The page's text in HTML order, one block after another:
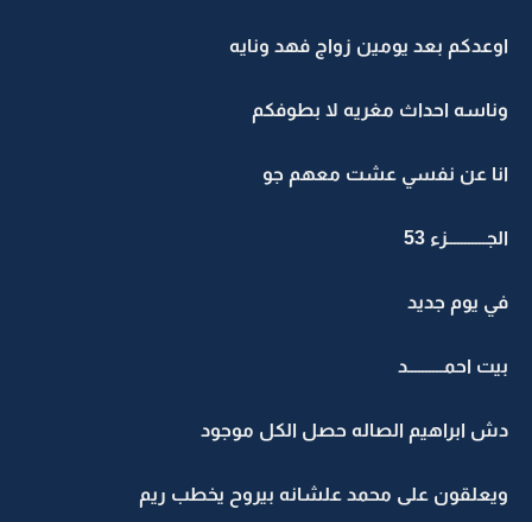
اوعدكم بعد يومين زواج فهد ونايه
وناسه احداث مغريه لا بطوفكم
انا عن نفسي عشت معهم جو
الجـــــــــــزء 53
في يوم جديد
بيت احمــــــــــد
دش ابراهيم الصاله حصل الكل موجود
ويعلقون على محمد علشانه بيروح يخطب ريم